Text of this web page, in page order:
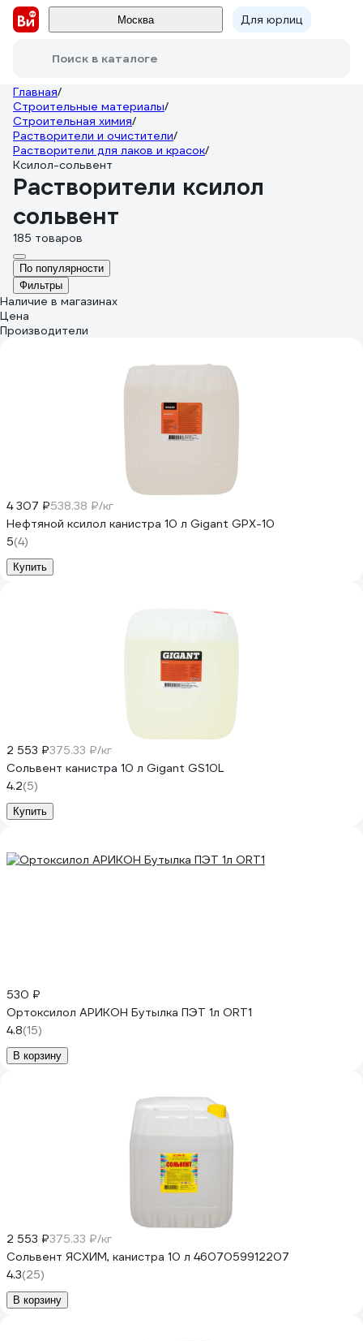
Москва Для юрлиц
Поиск в каталоге
Главная/
Строительные материалы/
Строительная химия/
Растворители и очистители/
Растворители для лаков и красок/
Ксилол-сольвент
Растворители ксилол
сольвент
185 товаров
По популярности
Фильтры
Наличие в магазинах
Цена
Производители
4 307 ₽538.38 ₽/кг
Нефтяной ксилол канистра 10 л Gigant GPX-10
5(4)
Купить
2 553 ₽375.33 ₽/кг
Сольвент канистра 10 л Gigant GS10L
4.2(5)
Купить
530 ₽
Ортоксилол АРИКОН Бутылка ПЭТ 1л ORT1
4.8(15)
В корзину
2 553 ₽375.33 ₽/кг
Сольвент ЯСХИМ, канистра 10 л 4607059912207
4.3(25)
В корзину